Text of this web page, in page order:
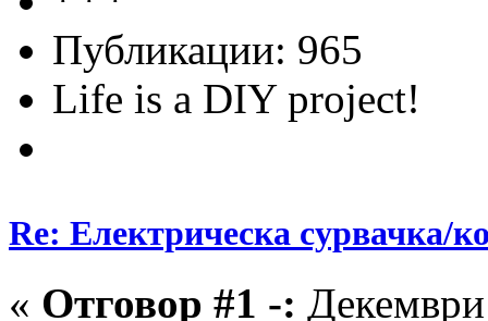
Публикации: 965
Life is a DIY project!
Re: Електрическа сурвачка/
« Отговор #1 -: